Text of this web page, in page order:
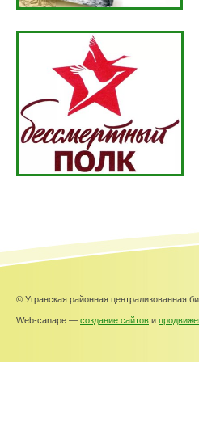
© Угранская районная централизованная
Web-canape — создание сайтов и